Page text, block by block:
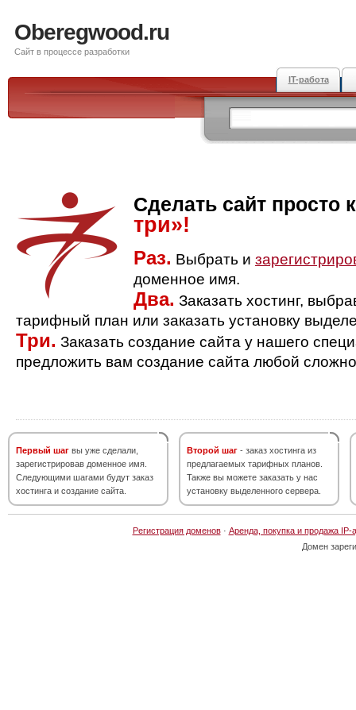
Oberegwood.ru
Сайт в процессе разработки
IT-работа
Сделать сайт просто
три»!
Раз. Выбрать и
доменное имя.
Два. Заказать хостинг,
тарифный план или заказать установку
Три. Заказать создание сайта у нашего
предложить вам создание сайта любой
Первый шаг вы уже сделали,
зарегистрировав доменное имя.
Следующими шагами будут заказ
хостинга и создание сайта.
Второй шаг - заказ хостинга из
предлагаемых тарифных планов.
Также вы можете заказать у нас
установку выделенного сервера.
Регистрация доменов· Аренда, покупка и продажа IP-
Домен